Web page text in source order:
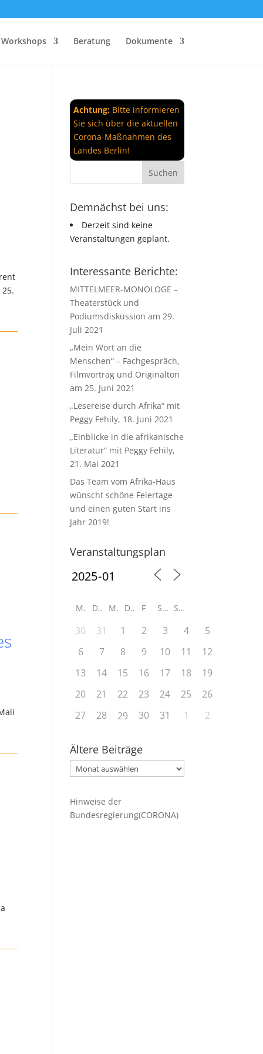
Workshops Beratung Dokumente
Achtung: Bitte informieren
Sie sich über die aktuellen
Corona-Maßnahmen des
Landes Berlin!
Demnächst bei uns:
Derzeit sind keine
Veranstaltungen geplant.
Interessante Berichte:
MITTELMEER-MONOLOGE –
Theaterstück und
Podiumsdiskussion am 29.
Juli 2021
„Mein Wort an die
Menschen“ – Fachgespräch,
Filmvortrag und Originalton
am 25. Juni 2021
„Lesereise durch Afrika“ mit
Peggy Fehily, 18. Juni 2021
„Einblicke in die afrikanische
Literatur“ mit Peggy Fehily,
21. Mai 2021
Das Team vom Afrika-Haus
wünscht schöne Feiertage
und einen guten Start ins
Jahr 2019!
Veranstaltungsplan
M D M D F S S
30 31 1 2 3 4
5
6
7 8 9 10 11
12
13
14 15 16 17 18
19
20
21 22 23 24 25
26
27
28 29 30 31 1 2
Ältere Beiträge
Ältere
Beiträge
Hinweise der
Bundesregierung(CORONA)